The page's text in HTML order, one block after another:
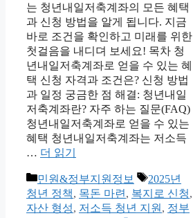
는 청년내일저축계좌의 모든 혜택
과 신청 방법을 알게 됩니다. 지금
바로 조건을 확인하고 미래를 위한
첫걸음을 내디뎌 보세요! 목차 청
년내일저축계좌로 얻을 수 있는 혜
택 신청 자격과 조건은? 신청 방법
과 일정 궁금한 점 해결: 청년내일
저축계좌란? 자주 하는 질문(FAQ)
청년내일저축계좌로 얻을 수 있는
혜택 청년내일저축계좌는 저소득
… 더 읽기
카
테
고
민원&정부지원정보
태
그
2025년
청년 정책, 목돈 마련 , 복지로 신청,
자산 형성, 저소득 청년 지원 , 정부